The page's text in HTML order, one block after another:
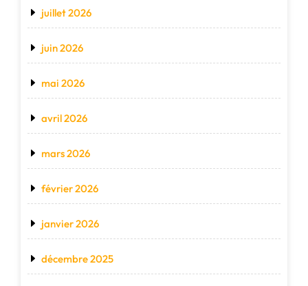
juillet 2026
juin 2026
mai 2026
avril 2026
mars 2026
février 2026
janvier 2026
décembre 2025